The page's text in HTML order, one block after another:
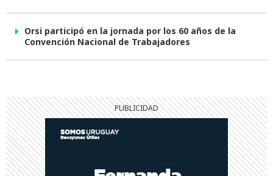
Orsi participó en la jornada por los 60 años de la
Convención Nacional de Trabajadores